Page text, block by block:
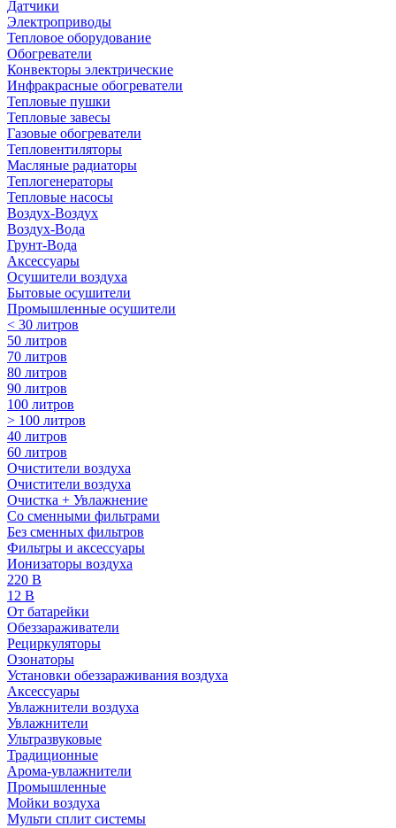
Датчики
Электроприводы
Тепловое оборудование
Обогреватели
Конвекторы электрические
Инфракрасные обогреватели
Тепловые пушки
Тепловые завесы
Газовые обогреватели
Тепловентиляторы
Масляные радиаторы
Теплогенераторы
Тепловые насосы
Воздух-Воздух
Воздух-Вода
Грунт-Вода
Аксессуары
Осушители воздуха
Бытовые осушители
Промышленные осушители
< 30 литров
50 литров
70 литров
80 литров
90 литров
100 литров
> 100 литров
40 литров
60 литров
Очистители воздуха
Очистители воздуха
Очистка + Увлажнение
Cо сменными фильтрами
Без сменных фильтров
Фильтры и аксессуары
Ионизаторы воздуха
220 В
12 В
От батарейки
Обеззараживатели
Рециркуляторы
Озонаторы
Установки обеззараживания воздуха
Аксессуары
Увлажнители воздуха
Увлажнители
Ультразвуковые
Традиционные
Арома-увлажнители
Промышленные
Мойки воздуха
Мульти сплит системы